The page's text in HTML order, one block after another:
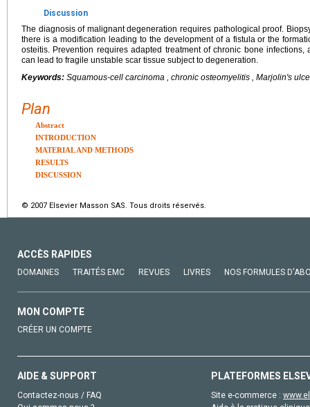
Discussion
The diagnosis of malignant degeneration requires pathological proof.
there is a modification leading to the development of a fistula or the
osteitis. Prevention requires adapted treatment of chronic bone
can lead to fragile unstable scar tissue subject to degeneration.
Keywords: Squamous-cell carcinoma , chronic osteomyelitis , Marjolin's
Plan
Abstract
INTRODUCTION
MATERIAL AND METHODS
RESULTS
DISCUSSION
© 2007 Elsevier Masson SAS. Tous droits réservés.
ACCÈS RAPIDES
DOMAINES TRAITÉS EMC REVUES LIVRES NOS FORMULES
MON COMPTE
CRÉER UN COMPTE
AIDE & SUPPORT
Contactez-nous / FAQ
PLATEFORMES
Site e-commerce :